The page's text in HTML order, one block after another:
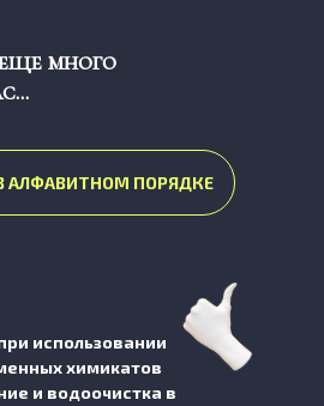
АЛФАВИТНОМ ПОРЯДКЕ
много
использовании
химикатов
и водоочистка в